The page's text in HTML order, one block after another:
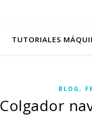
TUTORIALES
BLOG ,
Colgador